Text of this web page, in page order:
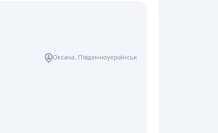
Оксана, Південноукраїнськ